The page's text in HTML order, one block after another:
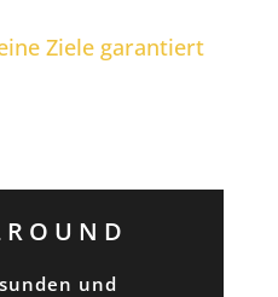
Ziele garantiert
und